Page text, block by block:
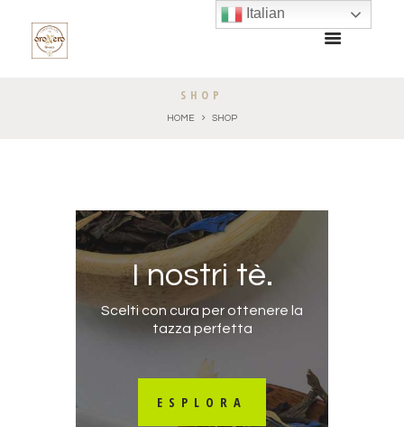
SHOP
HOME SHOP
I nostri tè.
Scelti con cura per ottenere la
tazza perfetta
ESPLORA
Italian